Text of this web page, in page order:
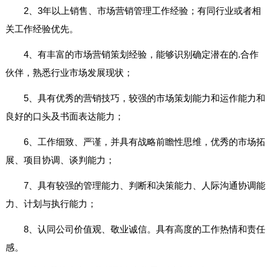
2、3年以上销售、市场营销管理工作经验；有同行业或者相
关工作经验优先。
4、有丰富的市场营销策划经验，能够识别确定潜在的.合作
伙伴，熟悉行业市场发展现状；
5、具有优秀的营销技巧，较强的市场策划能力和运作能力和
良好的口头及书面表达能力；
6、工作细致、严谨，并具有战略前瞻性思维，优秀的市场拓
展、项目协调、谈判能力；
7、具有较强的管理能力、判断和决策能力、人际沟通协调能
力、计划与执行能力；
8、认同公司价值观、敬业诚信。具有高度的工作热情和责任
感。